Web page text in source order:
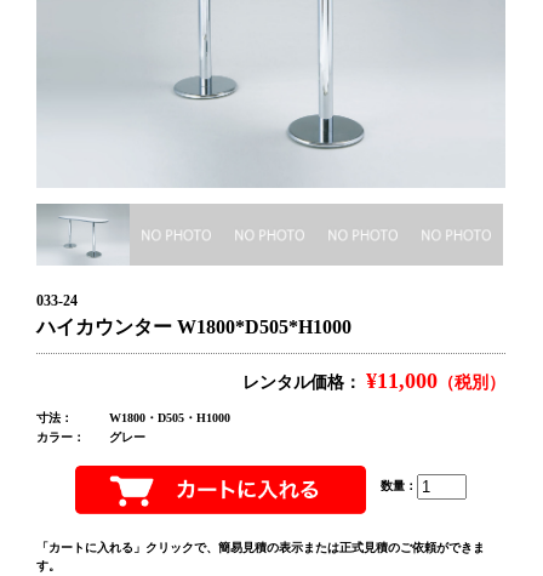
033-24
ハイカウンター W1800*D505*H1000
レンタル価格： ¥11,000 （税別）
寸法：
W1800・D505・H1000
カラー：
グレー
数量：
「カートに入れる」クリックで、簡易見積の表示または正式見積のご依頼ができま
す。